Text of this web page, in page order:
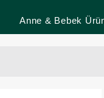
Anne & Bebek